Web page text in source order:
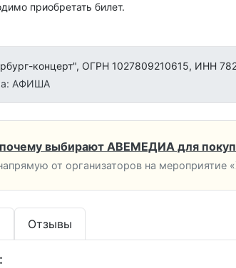
приобретать билет.
концерт", ОГРН 1027809210615, ИНН
АФИША
почему выбирают АВЕМЕДИА для
от организаторов на мероприятие
Отзывы